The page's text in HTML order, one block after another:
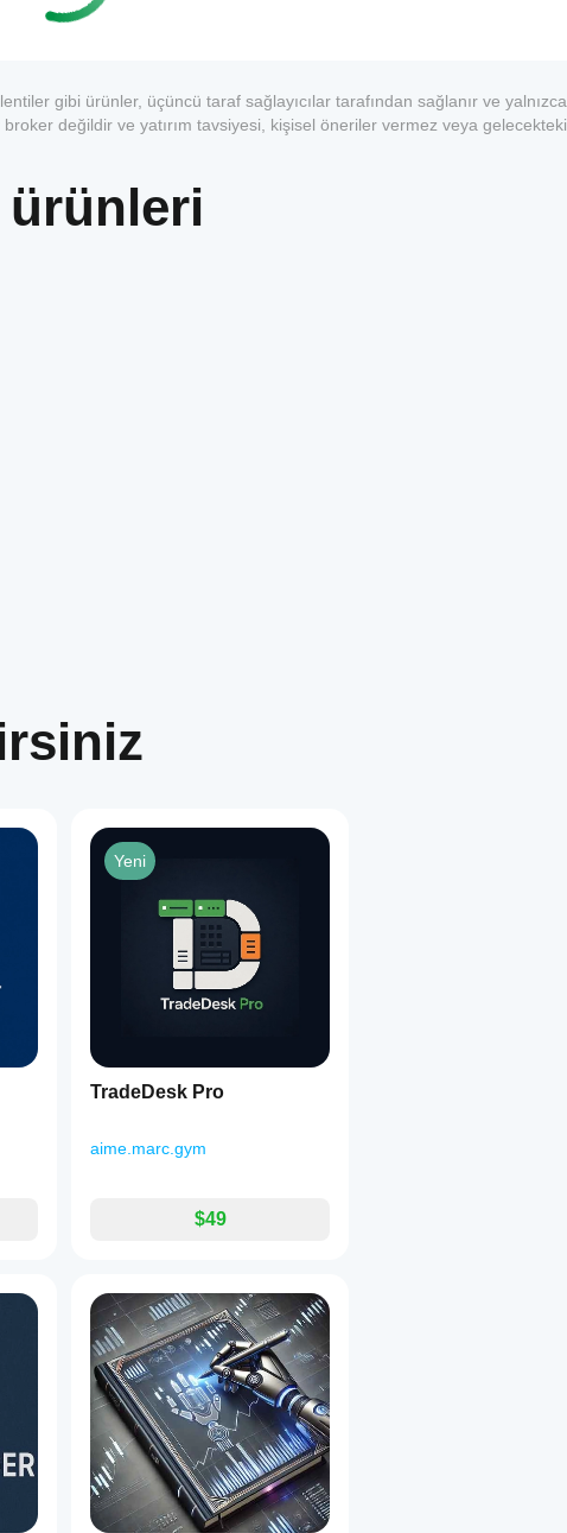
gibi ürünler, üçüncü taraf sağlayıcılar tarafından sağlanır ve yalnızca
değildir ve yatırım tavsiyesi, kişisel öneriler vermez veya gelecekteki
ürünleri
Yeni
TradeDesk Pro
aime.marc.gym
$49